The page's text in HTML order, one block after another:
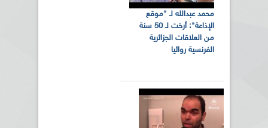
محمد عبدالله لـ "موقع
الإذاعة": أرخت لـ 50 سنة
من العلاقات الجزائرية
الفرنسية روائيا